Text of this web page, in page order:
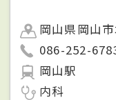
岡山県岡山
086-252-
岡山駅
内科